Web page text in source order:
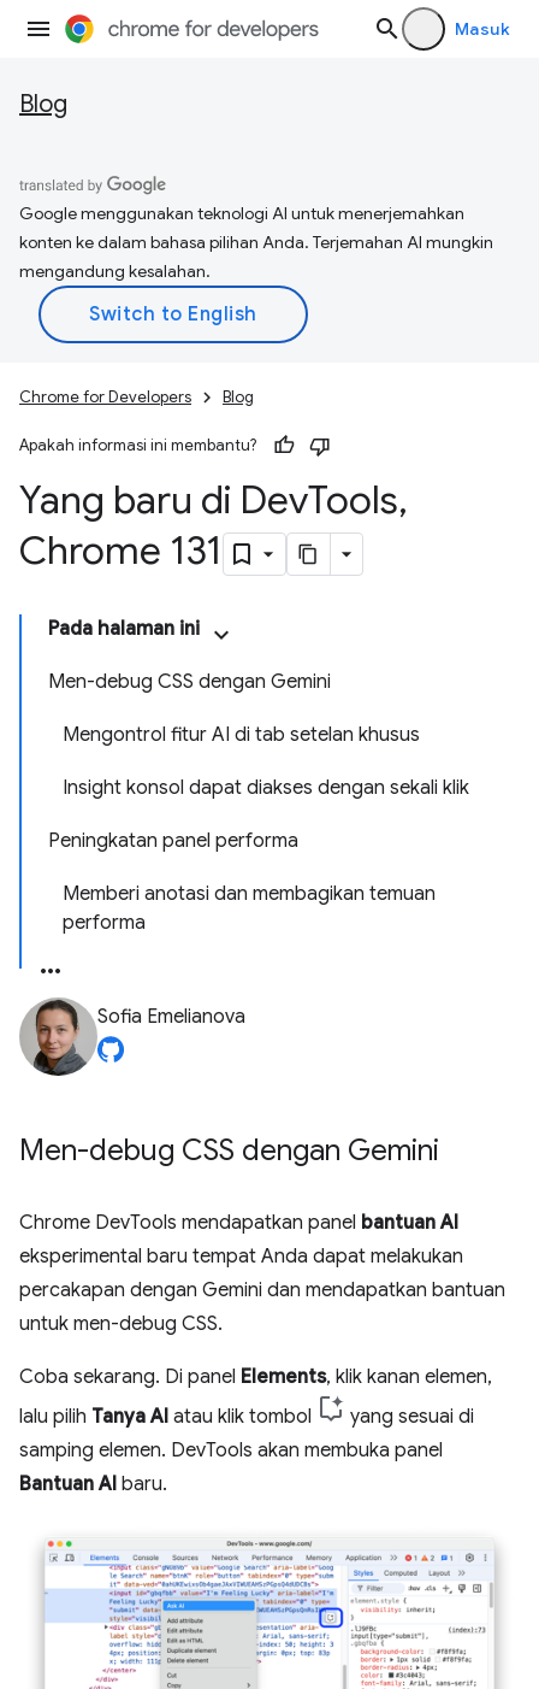
Masuk
Blog
Google menggunakan teknologi AI untuk menerjemahkan
konten ke dalam bahasa pilihan Anda. Terjemahan AI mungkin
mengandung kesalahan.
Chrome for Developers Blog
Apakah informasi ini membantu?
Yang baru di DevTools,
Chrome 131
Pada halaman ini
Men-debug CSS dengan Gemini
Mengontrol fitur AI di tab setelan khusus
Insight konsol dapat diakses dengan sekali klik
Peningkatan panel performa
Memberi anotasi dan membagikan temuan
performa
Sofia Emelianova
Men-debug CSS dengan Gemini
Chrome DevTools mendapatkan panel bantuan AI
eksperimental baru tempat Anda dapat melakukan
percakapan dengan Gemini dan mendapatkan bantuan
untuk men-debug CSS.
Coba sekarang. Di panel Elements, klik kanan elemen,
lalu pilih Tanya AI atau klik tombol
yang sesuai di
samping elemen. DevTools akan membuka panel
Bantuan AI baru.